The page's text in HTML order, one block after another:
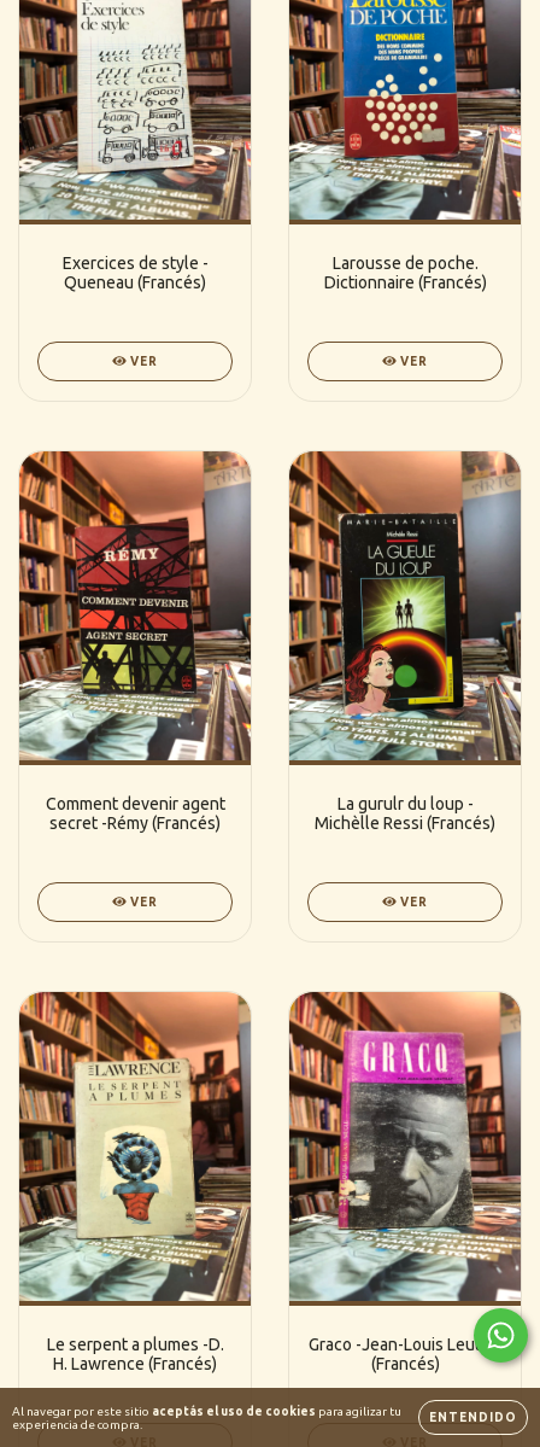
Al navegar por este sitio aceptás el uso de cookies para agilizar tu
experiencia de compra.
ENTENDIDO
Exercices de style -
Queneau (Francés)
VER
Larousse de poche.
Dictionnaire (Francés)
VER
Comment devenir agent
secret -Rémy (Francés)
VER
La gurulr du loup -
Michèlle Ressi (Francés)
VER
Le serpent a plumes -D.
H. Lawrence (Francés)
Graco -Jean-Louis Leutrat
(Francés)